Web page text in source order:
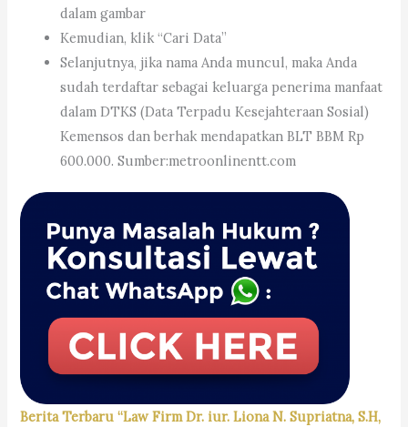
dalam gambar
Kemudian, klik “Cari Data”
Selanjutnya, jika nama Anda muncul, maka Anda
sudah terdaftar sebagai keluarga penerima manfaat
dalam DTKS (Data Terpadu Kesejahteraan Sosial)
Kemensos dan berhak mendapatkan BLT BBM Rp
600.000. Sumber:metroonlinentt.com
Berita Terbaru “Law Firm Dr. iur. Liona N. Supriatna, S.H,